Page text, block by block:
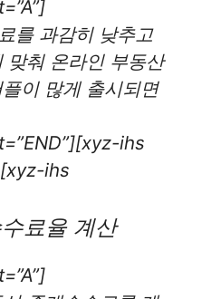
를 과감히 낮추고
맞춰 온라인 부동산
이 많게 출시되면
ihs
ihs
료율 계산